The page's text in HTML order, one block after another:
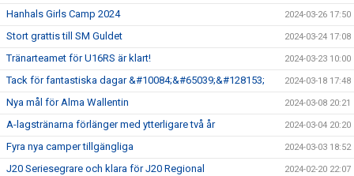
Hanhals Girls Camp 2024 2024-03-26 17:50
Stort grattis till SM Guldet 2024-03-24 17:08
Tränarteamet för U16RS är klart! 2024-03-23 10:00
Tack för fantastiska dagar &#10084;&#65039;&#128153; 2024-03-18 17:48
Nya mål för Alma Wallentin 2024-03-08 20:21
A-lagstränarna förlänger med ytterligare två år 2024-03-04 20:20
Fyra nya camper tillgängliga 2024-03-03 18:52
J20 Seriesegrare och klara för J20 Regional 2024-02-20 22:07